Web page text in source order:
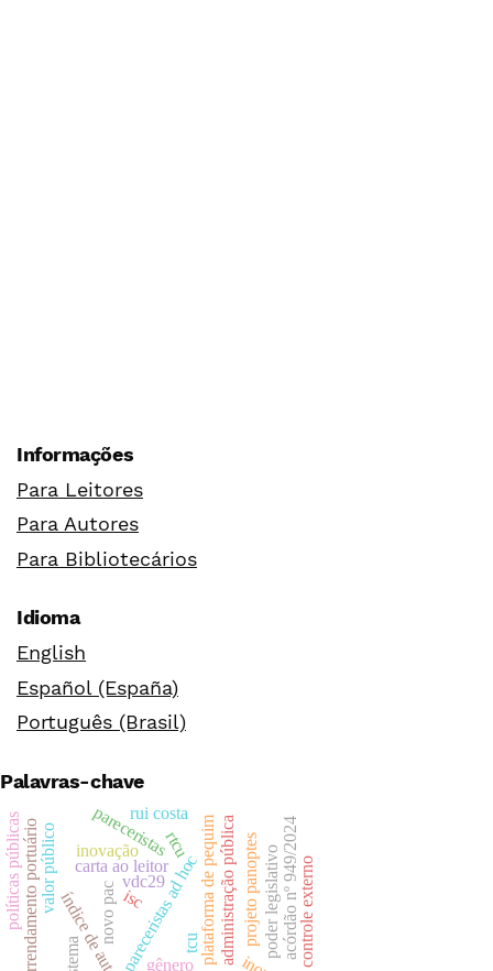
Informações
Para Leitores
Para Autores
Para Bibliotecários
Idioma
English
Español (España)
Português (Brasil)
Palavras-chave
pareceristas ad hoc
índice de autores
carta ao leitor plataforma de pequim
gênero administração pública
valor público projeto panoptes
arrendamento portuário vdc29
tcu
isc
pareceristas
poder legislativo
políticas públicas rtcu acórdão nº 949/2024
inovação
controle externo
rui costa
novo pac